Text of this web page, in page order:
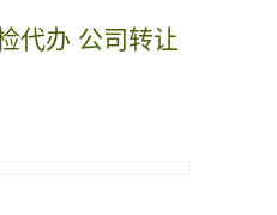
代办 公司转让